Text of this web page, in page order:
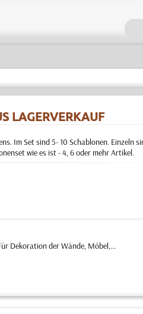
LAGERVERKAUF
Im Set sind 5- 10 Schablonen. Einzeln
wie es ist - 4, 6 oder mehr Artikel.
Dekoration der Wände, Möbel,...